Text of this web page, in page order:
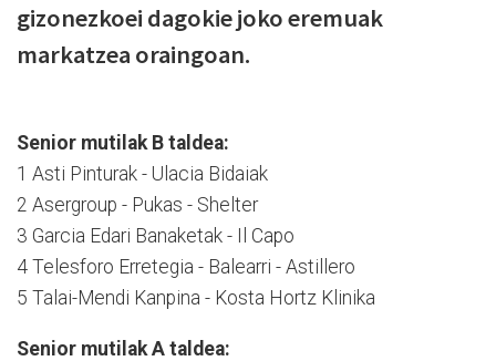
gizonezkoei dagokie joko eremuak
markatzea oraingoan.
Senior mutilak B taldea:
1 Asti Pinturak - Ulacia Bidaiak
2 Asergroup - Pukas - Shelter
3 Garcia Edari Banaketak - Il Capo
4 Telesforo Erretegia - Balearri - Astillero
5 Talai-Mendi Kanpina - Kosta Hortz Klinika
Senior mutilak A taldea: